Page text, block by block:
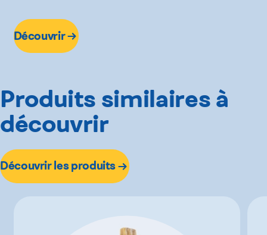
Découvrir
Produits similaires à
découvrir
Découvrir les produits